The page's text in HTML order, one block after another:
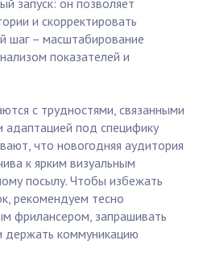
запуск: он позволяет
и скорректировать
шаг – масштабирование
показателей и
с трудностями, связанными
адаптацией под специфику
что новогодняя аудитория
к ярким визуальным
посылу. Чтобы избежать
рекомендуем тесно
фрилансером, запрашивать
коммуникацию